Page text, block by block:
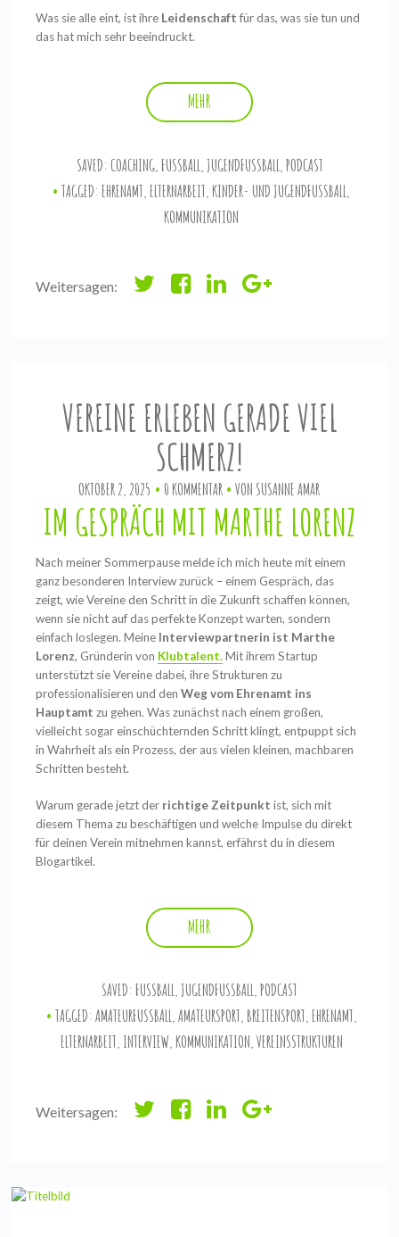
Was sie alle eint, ist ihre Leidenschaftfür das, was sie tun und
das hat mich sehr beeindruckt.
MEHR
SAVED: COACHING, FUSSBALL JUGENDFUSSBALL PODCAST
TAGGED:EHRENAMT ,ELTERNARBEIT KINDER- UND JUGENDFUSSBALL
KOMMUNIKATION
Weitersagen:
VEREINE ERLEBEN GERADE VIEL
SCHMERZ!
OKTOBER 2, 2025 0 KOMMENTAR VON SUSANNE AMAR
IM GESPRÄCH MIT MARTHE LORENZ
Nach meiner Sommerpause melde ich mich heute mit einem
ganz besonderen Interview zurück – einem Gespräch, das
zeigt, wie Vereine den Schritt in die Zukunft schaffen können,
wenn sie nicht auf das perfekte Konzept warten, sondern
einfach loslegen. Meine Interviewpartnerin ist Marthe
Lorenz, Gründerin von Klubtalent.Mit ihrem Startup
unterstützt sie Vereine dabei, ihre Strukturen zu
professionalisieren und denWeg vom Ehrenamt ins
Hauptamt zu gehen. Was zunächst nach einem großen,
vielleicht sogar einschüchternden Schritt klingt, entpuppt sich
in Wahrheit als ein Prozess, der aus vielen kleinen, machbaren
Schritten besteht.
Warum gerade jetzt der richtige Zeitpunkt ist, sich mit
diesem Thema zu beschäftigen und welche Impulse du direkt
für deinen Verein mitnehmen kannst, erfährst du in diesem
Blogartikel.
MEHR
SAVED: FUSSBALL ,JUGENDFUSSBALL ,PODCAST
TAGGED: AMATEURFUSSBALL,AMATEURSPORT, BREITENSPORT,EHRENAMT,
ELTERNARBEIT, INTERVIEW, KOMMUNIKATION,VEREINSSTRUKTUREN
Weitersagen: